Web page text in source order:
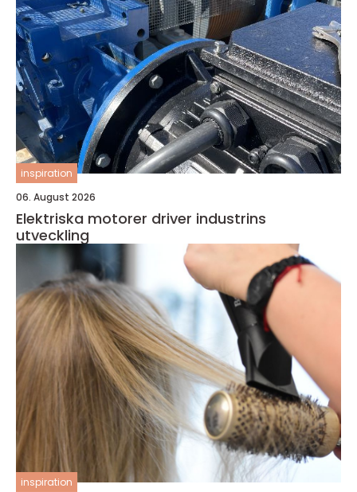
inspiration
06. August 2026
Elektriska motorer driver industrins
utveckling
inspiration